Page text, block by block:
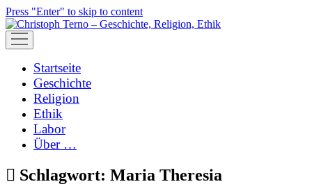
Press "Enter" to skip to content
open
menu
Startseite
Geschichte
Religion
Ethik
Labor
Über …
Schlagwort: Maria Theresia